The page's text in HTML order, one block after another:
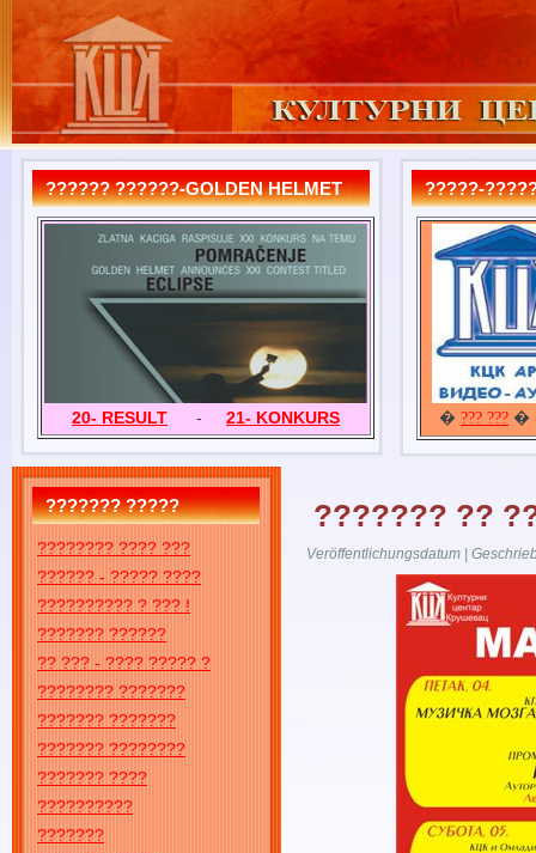
?????? ??????-GOLDEN HELMET
20- RESULT - 21- KONKURS
?????-
� ??? ??? �
??????? ?????
???????? ???? ???
?????? - ????? ????
?????????? ? ??? !
??????? ??????
?? ??? - ???? ????? ?
???????? ???????
??????? ???????
??????? ????????
??????? ????
??????????
???????
??????? ??
Veröffentlichungsdatum |